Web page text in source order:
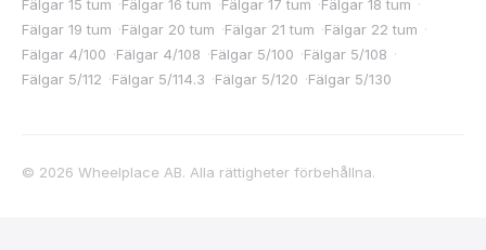
Fälgar 15 tum ·Fälgar 16 tum ·Fälgar 17 tum ·Fälgar 18 tum ·
Fälgar 19 tum ·Fälgar 20 tum ·Fälgar 21 tum ·Fälgar 22 tum ·
Fälgar 4/100 ·Fälgar 4/108 ·Fälgar 5/100 ·Fälgar 5/108 ·
Fälgar 5/112 ·Fälgar 5/114.3 ·Fälgar 5/120 ·Fälgar 5/130
© 2026 Wheelplace AB. Alla rättigheter förbehållna.